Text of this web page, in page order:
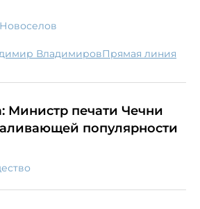
Владимиров Прямая линия
Министр печати Чечни
популярности